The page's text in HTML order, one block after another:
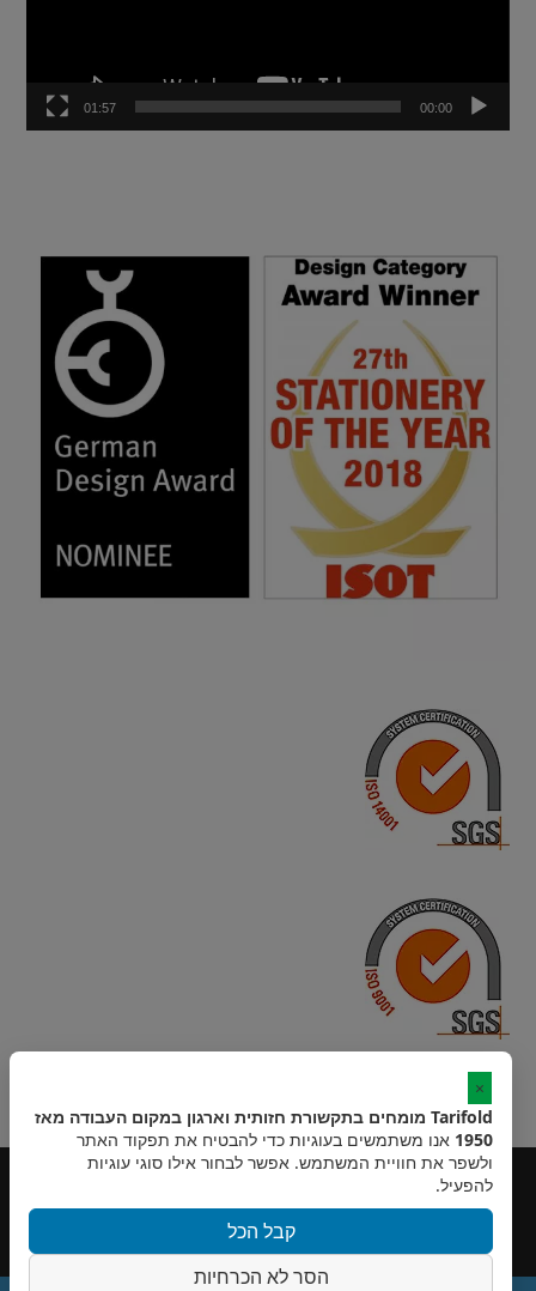
00:00
01:57
×
Tarifold מומחים בתקשורת חזותית וארגון במקום העבודה מאז
1950 אנו משתמשים בעוגיות כדי להבטיח את תפקוד האתר
ולשפר את חוויית המשתמש. אפשר לבחור אילו סוגי עוגיות
להפעיל.
קבל הכל
הסר לא הכרחיות